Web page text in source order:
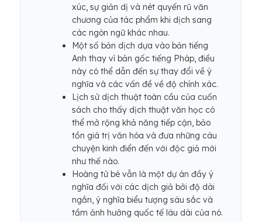
xúc, sự giản dị và nét quyến rũ văn
chương của tác phẩm khi dịch sang
các ngôn ngữ khác nhau.
Một số bản dịch dựa vào bản tiếng
Anh thay vì bản gốc tiếng Pháp, điều
này có thể dẫn đến sự thay đổi về ý
nghĩa và các vấn đề về độ chính xác.
Lịch sử dịch thuật toàn cầu của cuốn
sách cho thấy dịch thuật văn học có
thể mở rộng khả năng tiếp cận, bảo
tồn giá trị văn hóa và đưa những câu
chuyện kinh điển đến với độc giả mới
như thế nào.
Hoàng tử bé vẫn là một dự án đầy ý
nghĩa đối với các dịch giả bởi độ dài
ngắn, ý nghĩa biểu tượng sâu sắc và
tầm ảnh hưởng quốc tế lâu dài của nó.